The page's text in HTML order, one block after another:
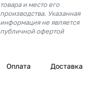
товара и место его
производства. Указанная
информация не является
публичной офертой
Оплата Доставка